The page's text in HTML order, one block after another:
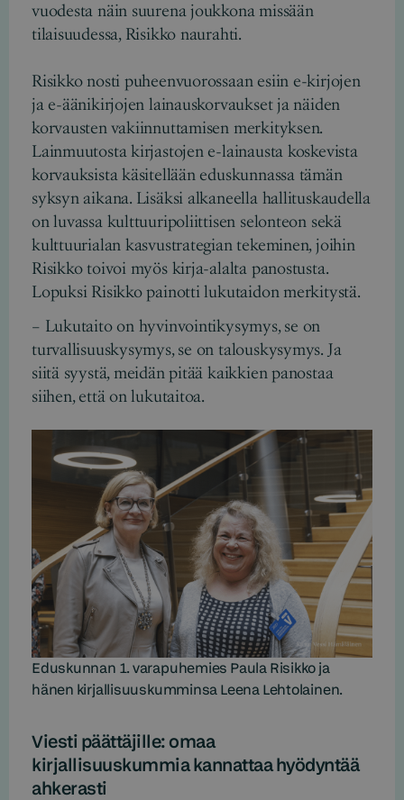
vuodesta näin suurena joukkona missään
tilaisuudessa, Risikko naurahti.
Risikko nosti puheenvuorossaan esiin e-kirjojen
ja e-äänikirjojen lainauskorvaukset ja näiden
korvausten vakiinnuttamisen merkityksen.
Lainmuutosta kirjastojen e-lainausta koskevista
korvauksista käsitellään eduskunnassa tämän
syksyn aikana. Lisäksi alkaneella hallituskaudella
on luvassa kulttuuripoliittisen selonteon sekä
kulttuurialan kasvustrategian tekeminen, joihin
Risikko toivoi myös kirja-alalta panostusta.
Lopuksi Risikko painotti lukutaidon merkitystä.
– Lukutaito on hyvinvointikysymys, se on
turvallisuuskysymys, se on talouskysymys. Ja
siitä syystä, meidän pitää kaikkien panostaa
siihen, että on lukutaitoa.
Eduskunnan 1. varapuhemies Paula Risikko ja
hänen kirjallisuuskumminsa Leena Lehtolainen.
Viesti päättäjille: omaa
kirjallisuuskummia kannattaa hyödyntää
ahkerasti